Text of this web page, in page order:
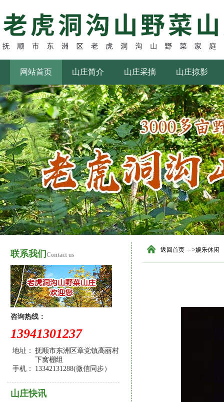
网站首页 山庄简介 山庄采摘 山庄掠影
联系我们 Contact us
咨询热线：
13941301237
地址： 抚顺市东洲区章党镇高丽村
下窝棚组
手机：
13342131288(微信同步）
山庄快讯
返回首页 -->娱乐休闲